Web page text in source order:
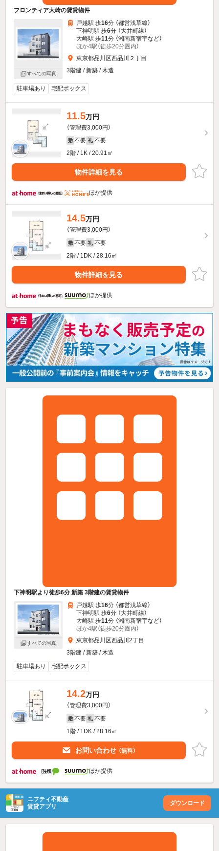
フロンティア大崎の賃貸物件
すべての写真
戸越駅 歩16分 （都営浅草線）
下神明駅 歩6分 （大井町線）
大崎駅 歩11分 （湘南新宿宇など）
ほか4駅（徒歩20分圏内）
東京都品川区西品川２丁目
3階建 / 新築 / 木造
駐車場あり 宅配ボックス
11.5万円
（管理費3,000円）
敷 不要 礼 不要
2階 / 1K / 20.91㎡
物件詳細を見る
ほか提供
14.5万円
（管理費3,000円）
敷 不要 礼 不要
2階 / 1DK / 28.16㎡
物件詳細を見る
ほか提供
下神明駅より徒歩6分 新築 3階建の賃貸物件
すべての写真
戸越駅 歩16分 （都営浅草線）
下神明駅 歩6分 （大井町線）
大崎駅 歩11分 （湘南新宿宇など）
ほか4駅（徒歩20分圏内）
東京都品川区西品川2丁目
3階建 / 新築 / 木造
駐車場あり
宅配ボックス
14.2万円
（管理費3,000円）
敷 不要 礼 不要
1階 / 1DK / 28.16㎡
お問い合わせ （無料）
ほか提供
ニフティ不動産
賃貸アプリ
ダウンロード